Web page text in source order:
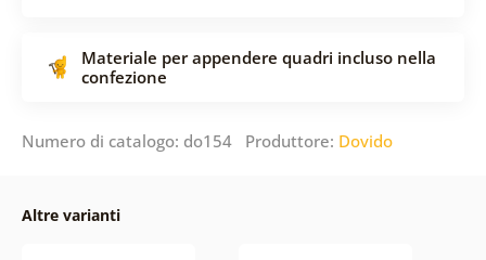
Materiale per appendere quadri incluso nella
confezione
Numero di catalogo: do154 Produttore: Dovido
Altre varianti